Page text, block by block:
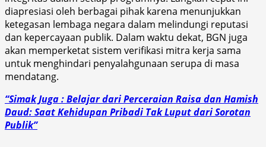
diapresiasi oleh berbagai pihak karena menunjukkan
ketegasan lembaga negara dalam melindungi reputasi
dan kepercayaan publik. Dalam waktu dekat, BGN juga
akan memperketat sistem verifikasi mitra kerja sama
untuk menghindari penyalahgunaan serupa di masa
mendatang.
“Simak Juga : Belajar dari Perceraian Raisa dan Hamish
Daud: Saat Kehidupan Pribadi Tak Luput dari Sorotan
Publik”